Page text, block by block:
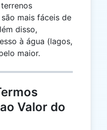
mais fáceis de
disso,
à água (lagos,
maior.
Valor do